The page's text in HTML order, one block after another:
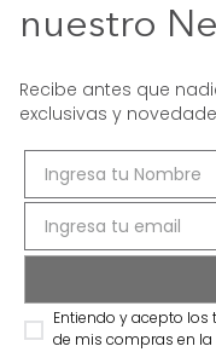
nuestro
Recibe antes que
exclusivas y
Entiendo y acepto
de mis compras en la